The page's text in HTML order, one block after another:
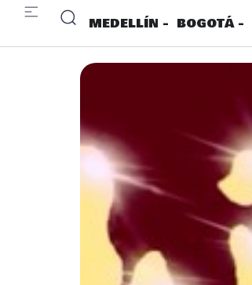
MEDELLÍN - BOGOTÁ -